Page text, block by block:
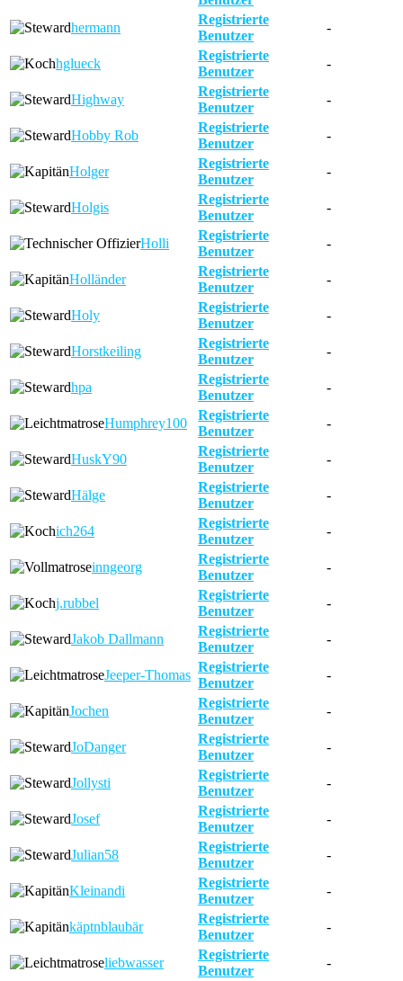
hermann
Registrierte
Benutzer
-
hglueck
Registrierte
Benutzer
-
Highway
Registrierte
Benutzer
-
Hobby Rob
Registrierte
Benutzer
-
Holger
Registrierte
Benutzer
-
Holgis
Registrierte
Benutzer
-
Holli
Registrierte
Benutzer
-
Holländer
Registrierte
Benutzer
-
Holy
Registrierte
Benutzer
-
Horstkeiling
Registrierte
Benutzer
-
hpa
Registrierte
Benutzer
-
Humphrey100
Registrierte
Benutzer
-
HuskY90
Registrierte
Benutzer
-
Hälge
Registrierte
Benutzer
-
ich264
Registrierte
Benutzer
-
inngeorg
Registrierte
Benutzer
-
j.rubbel
Registrierte
Benutzer
-
Jakob Dallmann
Registrierte
Benutzer
-
Jeeper-Thomas
Registrierte
Benutzer
-
Jochen
Registrierte
Benutzer
-
JoDanger
Registrierte
Benutzer
-
Jollysti
Registrierte
Benutzer
-
Josef
Registrierte
Benutzer
-
Julian58
Registrierte
Benutzer
-
Kleinandi
Registrierte
Benutzer
-
käptnblaubär
Registrierte
Benutzer
-
liebwasser
Registrierte
Benutzer
-